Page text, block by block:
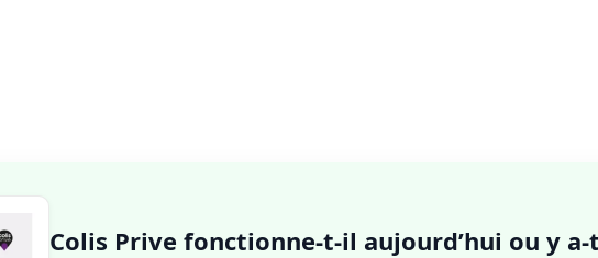
Colis Prive fonctionne-t-il aujourd’hui ou y